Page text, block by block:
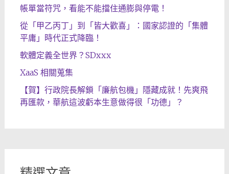
帳單當符咒，看能不能擋住通膨與停電！
從「甲乙丙丁」到「皆大歡喜」：國家認證的「集體
平庸」時代正式降臨！
軟體定義全世界？SDxxx
XaaS 相關蒐集
【賀】行政院長解鎖「廉航包機」隱藏成就！先爽飛
再匯款，華航這波虧本生意做得很「功德」？